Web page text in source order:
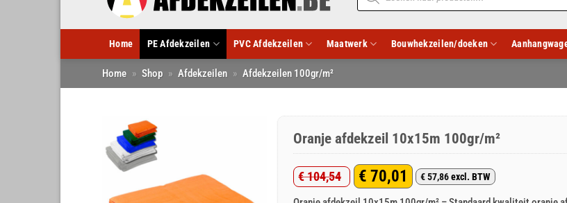
Home PE Afdekzeilen PVC Afdekzeilen Maatwerk Bouwhekzeilen/doeken
Home » Shop » Afdekzeilen » Afdekzeilen 100gr/m²
Oranje afdekzeil 10x15m 100gr/m²
€104,54
Oorspronkelijke
€ 70,01
Huidige
€57,86excl. BTW